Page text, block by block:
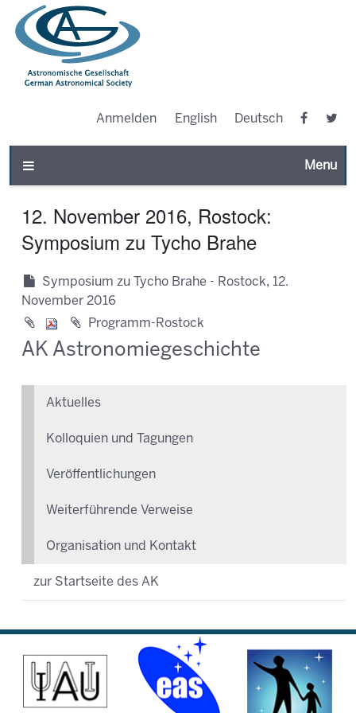
Anmelden English Deutsch
Toggle
12. November 2016, Rostock:
Symposium zu Tycho Brahe
Symposium zu Tycho Brahe - Rostock, 12.
November 2016
Programm-Rostock
AK Astronomiegeschichte
Aktuelles
Kolloquien und Tagungen
Veröffentlichungen
Weiterführende Verweise
Organisation und Kontakt
zur Startseite des AK